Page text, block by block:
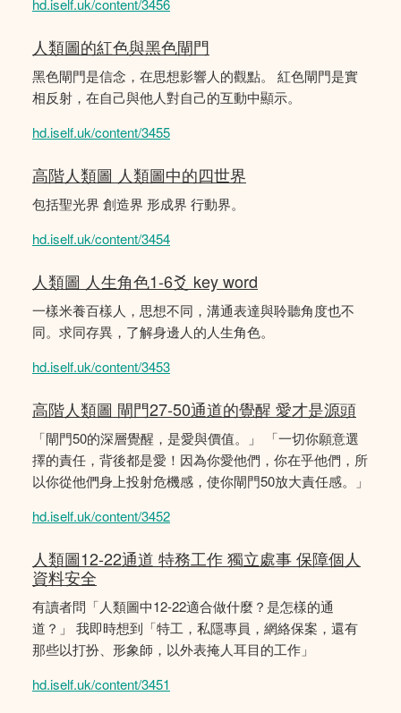
hd.iself.uk/content/3456
人類圖的紅色與黑色閘門
黑色閘門是信念，在思想影響人的觀點。 紅色閘門是實
相反射，在自己與他人對自己的互動中顯示。
hd.iself.uk/content/3455
高階人類圖 人類圖中的四世界
包括聖光界 創造界 形成界 行動界。
hd.iself.uk/content/3454
人類圖 人生角色1-6爻 key word
一樣米養百樣人，思想不同，溝通表達與聆聽角度也不
同。求同存異，了解身邊人的人生角色。
hd.iself.uk/content/3453
高階人類圖 閘門27-50通道的覺醒 愛才是源頭
「閘門50的深層覺醒，是愛與價值。」 「一切你願意選
擇的責任，背後都是愛！因為你愛他們，你在乎他們，所
以你從他們身上投射危機感，使你閘門50放大責任感。」
hd.iself.uk/content/3452
人類圖12-22通道 特務工作 獨立處事 保障個人
資料安全
有讀者問「人類圖中12-22適合做什麼？是怎樣的通
道？」 我即時想到「特工，私隱專員，網絡保案，還有
那些以打扮、形象師，以外表掩人耳目的工作」
hd.iself.uk/content/3451